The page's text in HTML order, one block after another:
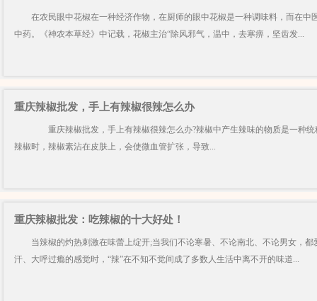
在农民眼中花椒在一种经济作物，在厨师的眼中花椒是一种调味料，而在中
中药。《神农本草经》中记载，花椒主治“除风邪气，温中，去寒痹，坚齿发...
重庆辣椒批发，手上有辣椒很辣怎么办
重庆辣椒批发，手上有辣椒很辣怎么办?辣椒中产生辣味的物质是一种统
辣椒时，辣椒素沾在皮肤上，会使微血管扩张，导致...
重庆辣椒批发：吃辣椒的十大好处！
当辣椒的灼热刺激在味蕾上绽开;当我们不论寒暑、不论南北、不论男女，都
汗、大呼过瘾的感觉时，“辣”在不知不觉间成了多数人生活中离不开的味道...